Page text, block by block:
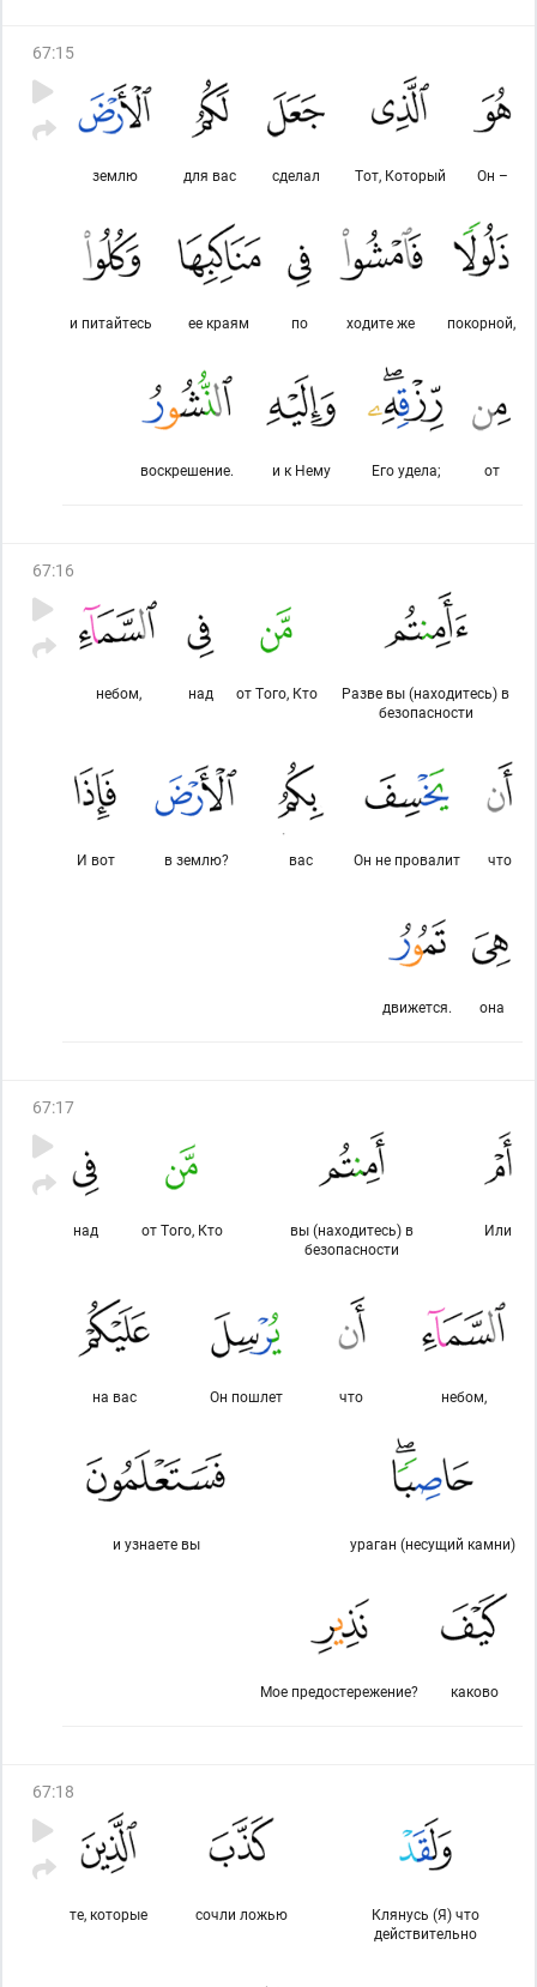
67:15
Он –
Тот, Который
сделал
для вас
землю
покорной,
ходите же
по
ее краям
и питайтесь
от
Его удела;
и к Нему
воскрешение.
67:16
Разве вы (находитесь) в
безопасности
от Того, Кто
над
небом,
что
Он не провалит
вас
в землю?
И вот
она
движется.
67:17
Или
вы (находитесь) в
безопасности
от Того, Кто
над
небом,
что
Он пошлет
на вас
ураган (несущий камни)
и узнаете вы
каково
Мое предостережение?
67:18
Клянусь (Я) что
действительно
сочли ложью
те, которые